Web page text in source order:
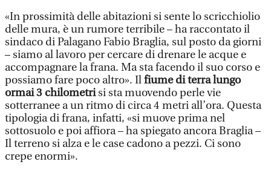
«In prossimità delle abitazioni si sente lo scricchiolio
delle mura, è un rumore terribile – ha raccontato il
sindaco di Palagano Fabio Braglia, sul posto da giorni
– siamo al lavoro per cercare di drenare le acque e
accompagnare la frana. Ma sta facendo il suo corso e
possiamo fare poco altro». Ilfiume di terra lungo
ormai 3 chilometrisi sta muovendo perle vie
sotterranee a un ritmo di circa 4 metri all’ora. Questa
tipologia di frana, infatti, «si muove prima nel
sottosuolo e poi affiora – ha spiegato ancora Braglia –
Il terreno si alza e le case cadono a pezzi. Ci sono
crepe enormi».